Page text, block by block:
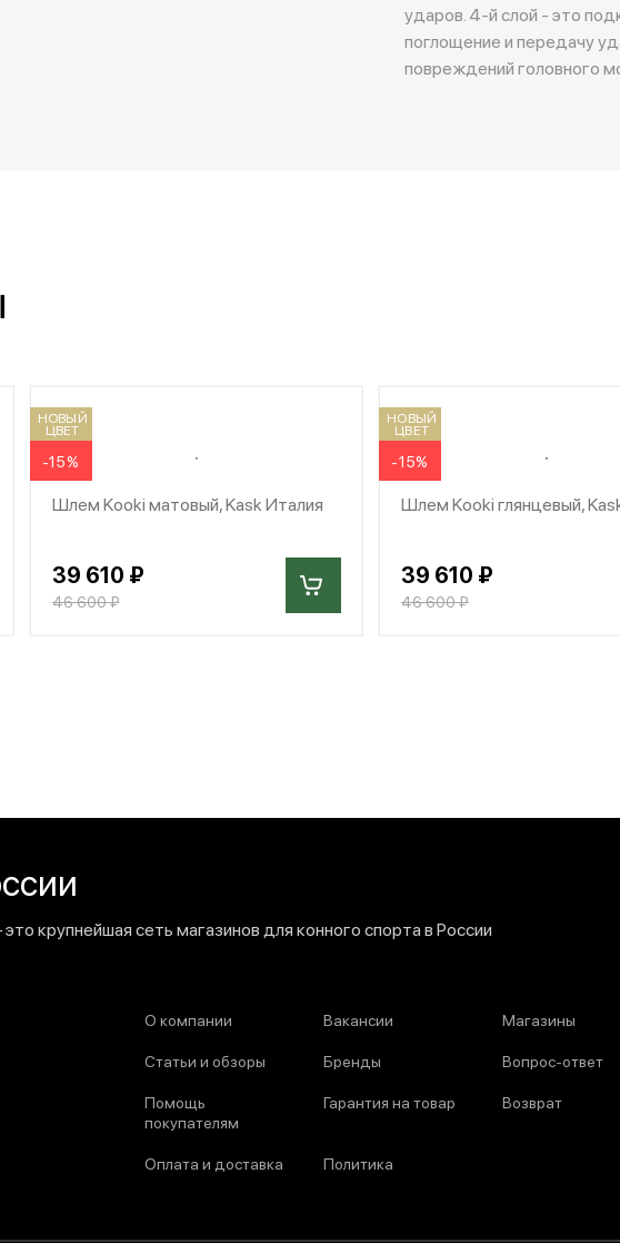
ударов. 4-й слой - это
поглощение и передачу
повреждений головного
НОВЫЙ
ЦВЕТ
-15%
Шлем Kooki матовый, Kask Италия
39 610 ₽
46 600 ₽
НОВЫЙ
ЦВЕТ
-15%
Шлем Kooki глянцевый,
39 610 ₽
46 600 ₽
крупнейшая сеть магазинов для конного спорта в России
О компании Вакансии Магазины
Статьи и обзоры Бренды Вопрос-ответ
Помощь
покупателям
Гарантия на товар Возврат
Оплата и доставка Политика